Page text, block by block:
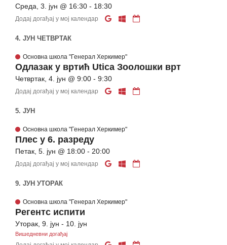
Среда, 3. јун @ 16:30 - 18:30
Додај догађај у мој календар
4. ЈУН ЧЕТВРТАК
Основна школа "Генерал Херкимер"
Одлазак у вртић Utica Зоолошки врт
Четвртак, 4. јун @ 9:00 - 9:30
Додај догађај у мој календар
5. ЈУН
Основна школа "Генерал Херкимер"
Плес у 6. разреду
Петак, 5. јун @ 18:00 - 20:00
Додај догађај у мој календар
9. ЈУН УТОРАК
Основна школа "Генерал Херкимер"
Регентс испити
Уторак, 9. јун - 10. јун
Вишедневни догађај